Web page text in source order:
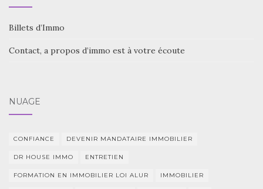
Billets d’Immo
Contact, a propos d’immo est à votre écoute
NUAGE
CONFIANCE DEVENIR MANDATAIRE IMMOBILIER
DR HOUSE IMMO ENTRETIEN
FORMATION EN IMMOBILIER LOI ALUR IMMOBILIER